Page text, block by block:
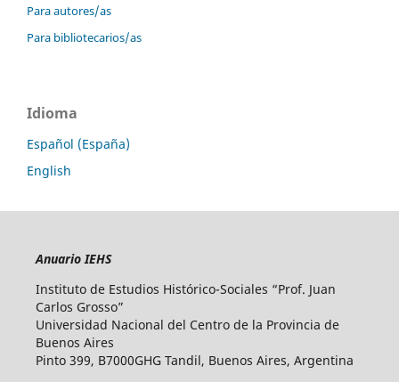
Para autores/as
Para bibliotecarios/as
Idioma
Español (España)
English
Anuario IEHS
Instituto de Estudios Histórico-Sociales “Prof. Juan
Carlos Grosso”
Universidad Nacional del Centro de la Provincia de
Buenos Aires
Pinto 399, B7000GHG Tandil, Buenos Aires, Argentina